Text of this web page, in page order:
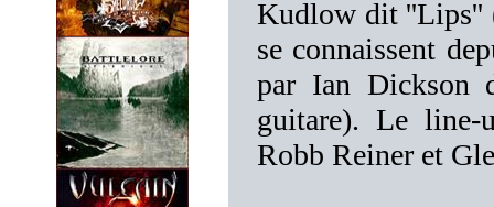
Kudlow dit ''Lips''
se connaissent
par Ian Dickson
guitare). Le line-
Robb Reiner et